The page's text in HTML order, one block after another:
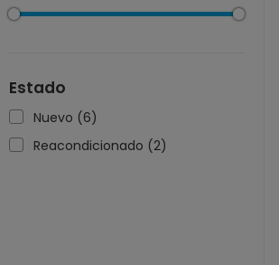
Estado
Nuevo (6)
Reacondicionado (2)